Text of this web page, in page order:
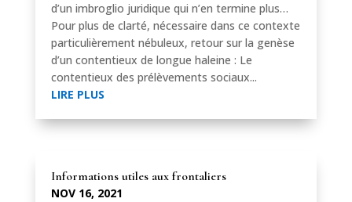
d’un imbroglio juridique qui n’en termine plus…
Pour plus de clarté, nécessaire dans ce contexte
particulièrement nébuleux, retour sur la genèse
d’un contentieux de longue haleine : Le
contentieux des prélèvements sociaux...
LIRE PLUS
Informations utiles aux frontaliers
NOV 16, 2021